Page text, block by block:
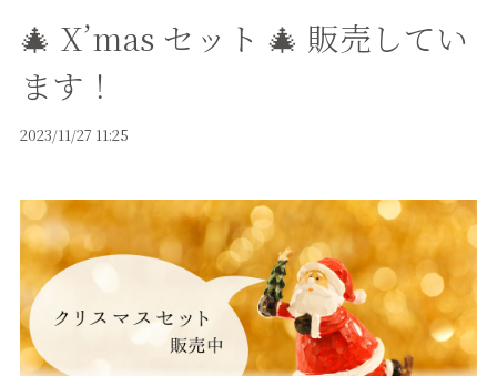
🎄 X’mas セット 🎄 販売してい
ます！
2023/11/27 11:25